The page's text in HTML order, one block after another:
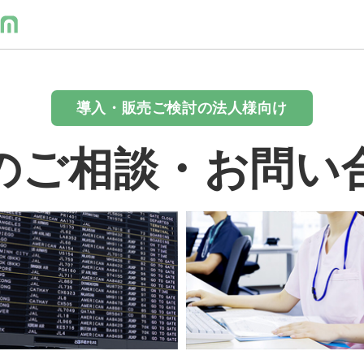
導入・販売ご検討の法人様向け
ご相談・お問い